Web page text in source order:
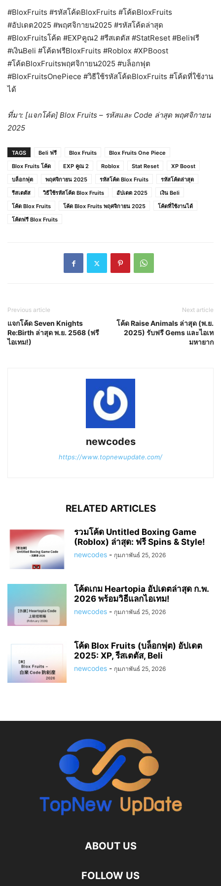
#BloxFruits #รหัสโค้ดBloxFruits #โค้ดBloxFruits
#อัปเดต2025 #พฤศจิกายน2025 #รหัสโค้ดล่าสุด
#BloxFruitsโค้ด #EXPคูณ2 #รีสเตตัส #StatReset #Beliฟรี
#เงินBeli #โค้ดฟรีBloxFruits #Roblox #XPBoost
#โค้ดBloxFruitsพฤศจิกายน2025 #บล็อกฟุต
#BloxFruitsOnePiece #วิธีใช้รหัสโค้ดBloxFruits #โค้ดที่ใช้งาน
ได้
ที่มา: [แจกโค้ด] Blox Fruits – รหัสและ Code ล่าสุด พฤศจิกายน
2025
TAGS Beli ฟรี Blox Fruits
Blox Fruits One Piece
Blox Fruits โค้ด
EXP คูณ 2 Roblox Stat Reset
XP Boost
บล็อกฟุต
พฤศจิกายน 2025 รหัสโค้ด Blox Fruits
รหัสโค้ดล่าสุด
รีสเตตัส
วิธีใช้รหัสโค้ด Blox Fruits อัปเดต 2025
เงิน Beli
โค้ด Blox Fruits
โค้ด Blox Fruits พฤศจิกายน 2025
โค้ดที่ใช้งานได้
โค้ดฟรี Blox Fruits
Previous article
แจกโค้ด Seven Knights
Re:Birth ล่าสุด พ.ย. 2568 (ฟรี
ไอเทม!)
Next article
โค้ด Raise Animals ล่าสุด (พ.ย.
2025) รับฟรี Gems และไอเท
มหายาก
newcodes
https://www.topnewupdate.com/
RELATED ARTICLES
รวมโค้ด Untitled Boxing Game
(Roblox) ล่าสุด: ฟรี Spins & Style!
newcodes - กุมภาพันธ์ 25, 2026
โค้ดเกม Heartopia อัปเดตล่าสุด ก.พ.
2026 พร้อมวิธีแลกไอเทม!
newcodes - กุมภาพันธ์ 25, 2026
โค้ด Blox Fruits (บล็อกฟุต) อัปเดต
2025: XP, รีสเตตัส, Beli
newcodes - กุมภาพันธ์ 25, 2026
ABOUT US
FOLLOW US